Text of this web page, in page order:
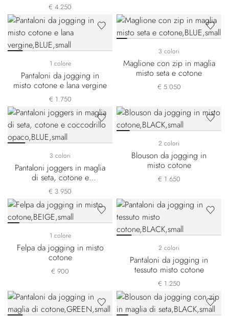
€ 4.250
1 colore
Pantaloni da jogging in
misto cotone e lana vergine
€ 1.750
3 colori
Maglione con zip in maglia
misto seta e cotone
€ 5.050
3 colori
Pantaloni joggers in maglia
di seta, cotone e
coccodrillo opaco
€ 3.950
2 colori
Blouson da jogging in
misto cotone
€ 1.650
1 colore
Felpa da jogging in misto
cotone
€ 900
2 colori
Pantaloni da jogging in
tessuto misto cotone
€ 1.250